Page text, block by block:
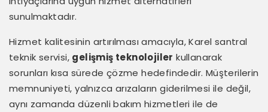
sunulmaktadır.
Hizmet kalitesinin artırılması amacıyla, Karel santral
teknik servisi, gelişmiş teknolojiler kullanarak
sorunları kısa sürede çözme hedefindedir. Müşterilerin
memnuniyeti, yalnızca arızaların giderilmesi ile değil,
aynı zamanda düzenli bakım hizmetleri ile de